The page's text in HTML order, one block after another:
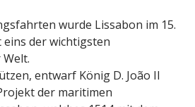
wurde Lissabon im 15.
eins der wichtigsten
entwarf König D. João II
der maritimen